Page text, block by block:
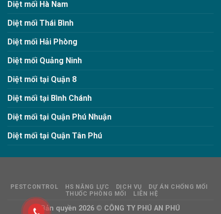
Diệt mối Hà Nam
Diệt mối Thái Bình
Diệt mối Hải Phòng
Diệt mối Quảng Ninh
Diệt mối tại Quận 8
Diệt mối tại Bình Chánh
Diệt mối tại Quận Phú Nhuận
Diệt mối tại Quận Tân Phú
PESTCONTROL HS NĂNG LỰC DỊCH VỤ
DỰ ÁN CHỐNG MỐI
THUỐC PHÒNG MỐI
LIÊN HỆ
Bản quyền 2026 © CÔNG TY PHÚ AN PHÚ